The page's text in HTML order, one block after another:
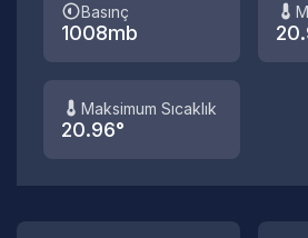
Basınç
1008mb
Maksimum Sıcaklık
20.96°